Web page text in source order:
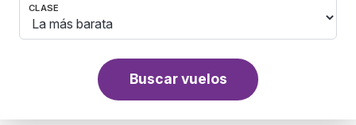
CLASE
Buscar vuelos